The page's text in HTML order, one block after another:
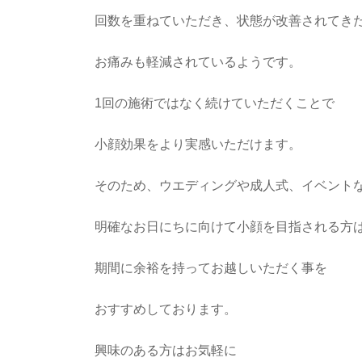
回数を重ねていただき、状態が改善されてき
お痛みも軽減されているようです。
1回の施術ではなく続けていただくことで
小顔効果をより実感いただけます。
そのため、ウエディングや成人式、イベント
明確なお日にちに向けて小顔を目指される方
期間に余裕を持ってお越しいただく事を
おすすめしております。
興味のある方はお気軽に